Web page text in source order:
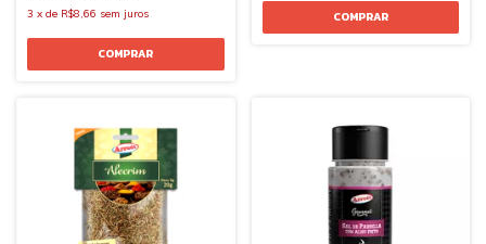
3 x de R$8,66 sem juros